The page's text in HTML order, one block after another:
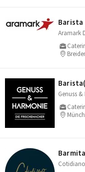
Barista
Aramark
Genuss